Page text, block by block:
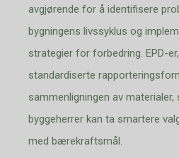
avgjørende for å identifisere
bygningens livssyklus og
strategier for forbedring. EPD-
standardiserte
sammenligningen av
byggeherrer kan ta smartere
med bærekraftsmål.